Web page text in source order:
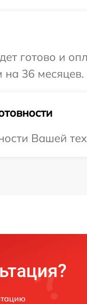
готово и
на 36 месяцев.
Вашей